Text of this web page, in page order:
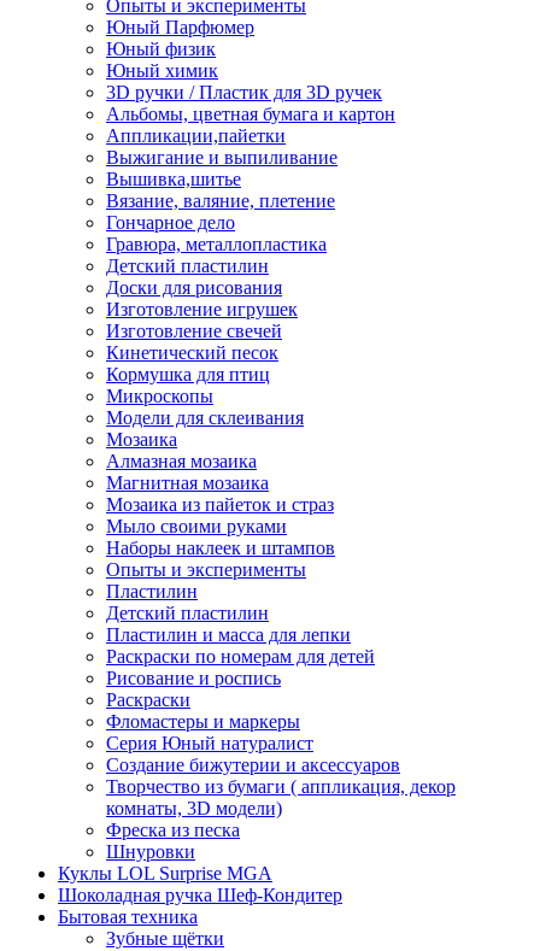
Опыты и эксперименты
Юный Парфюмер
Юный физик
Юный химик
3D ручки / Пластик для 3D ручек
Альбомы, цветная бумага и картон
Аппликации,пайетки
Выжигание и выпиливание
Вышивка,шитье
Вязание, валяние, плетение
Гончарное дело
Гравюра, металлопластика
Детский пластилин
Доски для рисования
Изготовление игрушек
Изготовление свечей
Кинетический песок
Кормушка для птиц
Микроскопы
Модели для склеивания
Мозаика
Алмазная мозаика
Магнитная мозаика
Мозаика из пайеток и страз
Мыло своими руками
Наборы наклеек и штампов
Опыты и эксперименты
Пластилин
Детский пластилин
Пластилин и масса для лепки
Раскраски по номерам для детей
Рисование и роспись
Раскраски
Фломастеры и маркеры
Серия Юный натуралист
Создание бижутерии и аксессуаров
Творчество из бумаги ( аппликация, декор
комнаты, 3D модели)
Фреска из песка
Шнуровки
Куклы LOL Surprise MGA
Шоколадная ручка Шеф-Кондитер
Бытовая техника
Зубные щётки